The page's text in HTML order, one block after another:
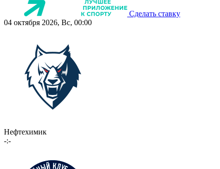
Сделать ставку
04 октября 2026, Вс, 00:00
Нефтехимик
-:-